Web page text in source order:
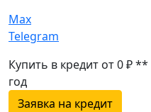
Max
Telegram
Купить в кредит от 0 ₽**
год
Заявка на кредит